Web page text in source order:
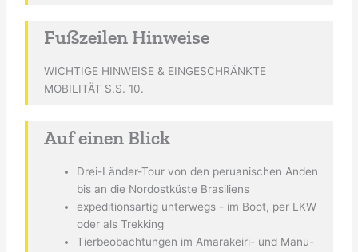
Fußzeilen Hinweise
WICHTIGE HINWEISE & EINGESCHRÄNKTE
MOBILITÄT S.S. 10.
Auf einen Blick
Drei-Länder-Tour von den peruanischen Anden
bis an die Nordostküste Brasiliens
expeditionsartig unterwegs - im Boot, per LKW
oder als Trekking
Tierbeobachtungen im Amarakeiri- und Manu-